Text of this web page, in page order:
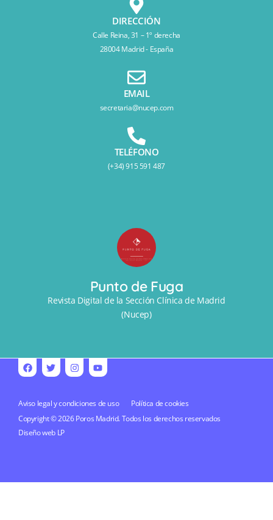
DIRECCIÓN
Calle Reina, 31 – 1º derecha
28004 Madrid - España
EMAIL
secretaria@nucep.com
TELÉFONO
(+34) 915 591 487
Punto de Fuga
Revista Digital de la Sección Clínica de Madrid
(Nucep)
Aviso legal y condiciones de uso
Política de cookies
Copyright © 2026 Poros Madrid. Todos los derechos reservados
Diseño web LP